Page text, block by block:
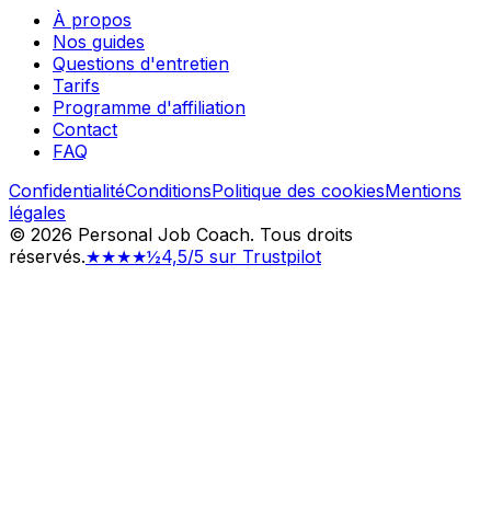
À propos
Nos guides
Questions d'entretien
Tarifs
Programme d'affiliation
Contact
FAQ
ConfidentialitéConditionsPolitique des cookiesMentions
légales
© 2026 Personal Job Coach. Tous droits
réservés.★★★★½4,5/5 sur Trustpilot